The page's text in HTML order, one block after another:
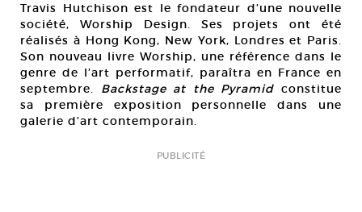
Travis Hutchison est le fondateur d’une nouvelle
société, Worship Design. Ses projets ont été
réalisés à Hong Kong, New York, Londres et Paris.
Son nouveau livre Worship, une référence dans le
genre de l’art performatif, paraîtra en France en
septembre. Backstage at the Pyramid constitue
sa première exposition personnelle dans une
galerie d’art contemporain.
PUBLICITÉ